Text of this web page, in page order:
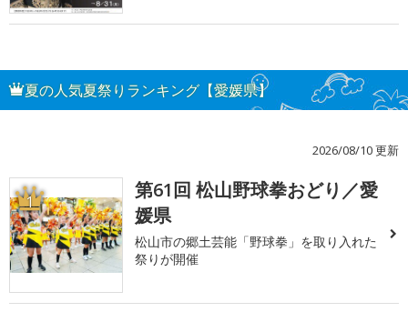
夏の人気夏祭りランキング【愛媛県】
2026/08/10 更新
1
第61回 松山野球拳おどり／愛
媛県
松山市の郷土芸能「野球拳」を取り入れた
祭りが開催